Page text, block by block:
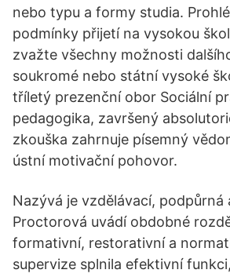
nebo typu a formy studia.
podmínky přijetí na vysokou
zvažte všechny možnosti
soukromé nebo státní vysoké
tříletý prezenční obor Sociální
pedagogika, završený
zkouška zahrnuje písemný
ústní motivační pohovor.
Nazývá je vzdělávací, podpůrná
Proctorová uvádí obdobné
formativní, restorativní a
supervize splnila efektivní